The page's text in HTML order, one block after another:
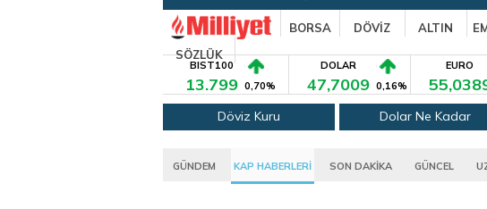
BORSA DÖVİZ ALTIN
SÖZLÜK
BIST100
13.799 0,70%
DOLAR
47,7009 0,16%
EURO
Döviz Kuru Dolar Ne Kadar
GÜNDEM KAP HABERLERİ SON DAKİKA GÜNCEL